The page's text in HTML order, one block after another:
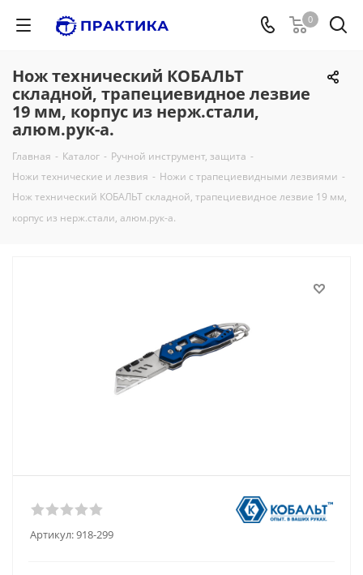
0
Нож технический КОБАЛЬТ
складной, трапециевидное лезвие
19 мм, корпус из нерж.стали,
алюм.рук-а.
Главная - Каталог - Ручной инструмент, защита -
Ножи технические и лезвия - Ножи с трапециевидными лезвиями -
Нож технический КОБАЛЬТ складной, трапециевидное лезвие 19 мм,
корпус из нерж.стали, алюм.рук-а.
Артикул:918-299